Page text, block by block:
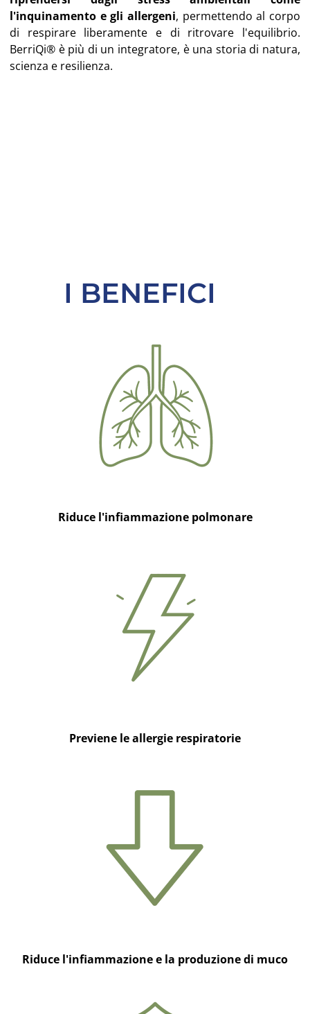
l'inquinamento e gli allergeni, permettendo al corpo
di respirare liberamente e di ritrovare l'equilibrio.
BerriQi® è più di un integratore, è una storia di natura,
scienza e resilienza.
I BENEFICI
Riduce l'infiammazione polmonare
Previene le allergie respiratorie
Riduce l'infiammazione e la produzione di muco